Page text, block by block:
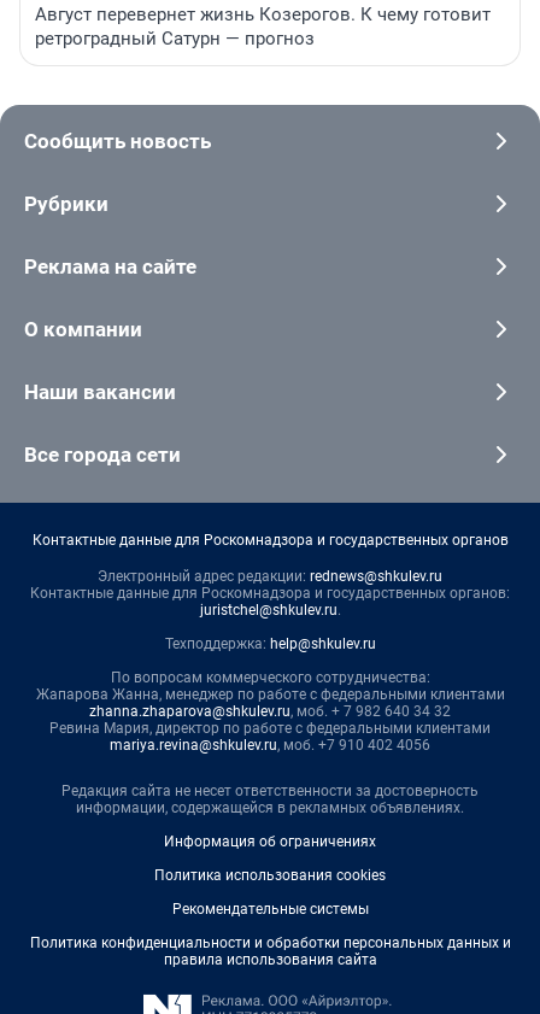
Август перевернет жизнь Козерогов. К чему готовит
ретроградный Сатурн — прогноз
Сообщить новость
Рубрики
Реклама на сайте
О компании
Наши вакансии
Все города сети
Контактные данные для Роскомнадзора и государственных органов
Электронный адрес редакции: rednews@shkulev.ru
Контактные данные для Роскомнадзора и государственных органов:
juristchel@shkulev.ru.
Техподдержка: help@shkulev.ru
По вопросам коммерческого сотрудничества:
Жапарова Жанна, менеджер по работе с федеральными клиентами
zhanna.zhaparova@shkulev.ru, моб. + 7 982 640 34 32
Ревина Мария, директор по работе с федеральными клиентами
mariya.revina@shkulev.ru, моб. +7 910 402 4056
Редакция сайта не несет ответственности за достоверность
информации, содержащейся в рекламных объявлениях.
Информация об ограничениях
Политика использования cookies
Рекомендательные системы
Политика конфиденциальности и обработки персональных данных и
правила использования сайта